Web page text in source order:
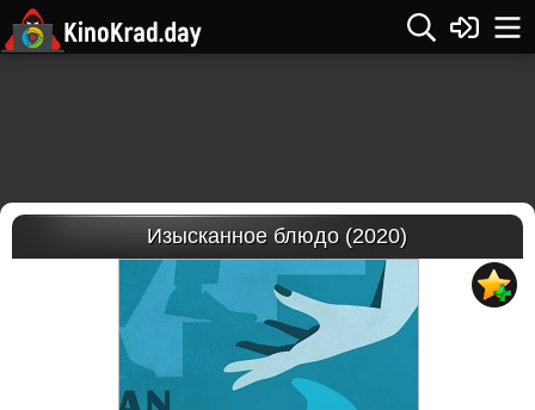
Изысканное блюдо (2020)